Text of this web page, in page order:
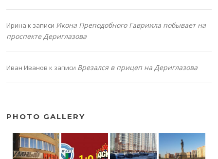
Ирина к записи Икона Преподобного Гавриила побывает на
проспекте Дериглазова
Иван Иванов к записи Врезался в прицеп на Дериглазова
PHOTO GALLERY